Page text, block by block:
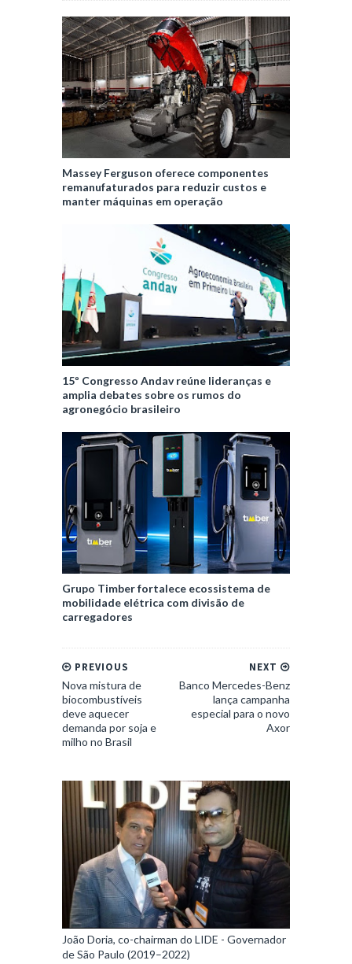
Massey Ferguson oferece componentes
remanufaturados para reduzir custos e
manter máquinas em operação
15º Congresso Andav reúne lideranças e
amplia debates sobre os rumos do
agronegócio brasileiro
Grupo Timber fortalece ecossistema de
mobilidade elétrica com divisão de
carregadores
NEXT
Banco Mercedes-Benz
lança campanha
especial para o novo
Axor
PREVIOUS
Nova mistura de
biocombustíveis
deve aquecer
demanda por soja e
milho no Brasil
João Doria, co-chairman do LIDE - Governador
de São Paulo (2019–2022)